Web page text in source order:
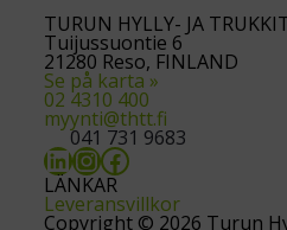
TURUN HYLLY- JA
Tuijussuontie 6
21280 Reso, FINLAND
Se på karta »
02 4310 400
myynti@thtt.fi
041 731 9683
LinkedIn
Instagram
Facebook
LÄNKAR
Leveransvillkor
Copyright © 2026 Turun